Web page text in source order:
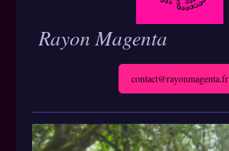
Rayon Magenta
contact@rayonmagenta.fr